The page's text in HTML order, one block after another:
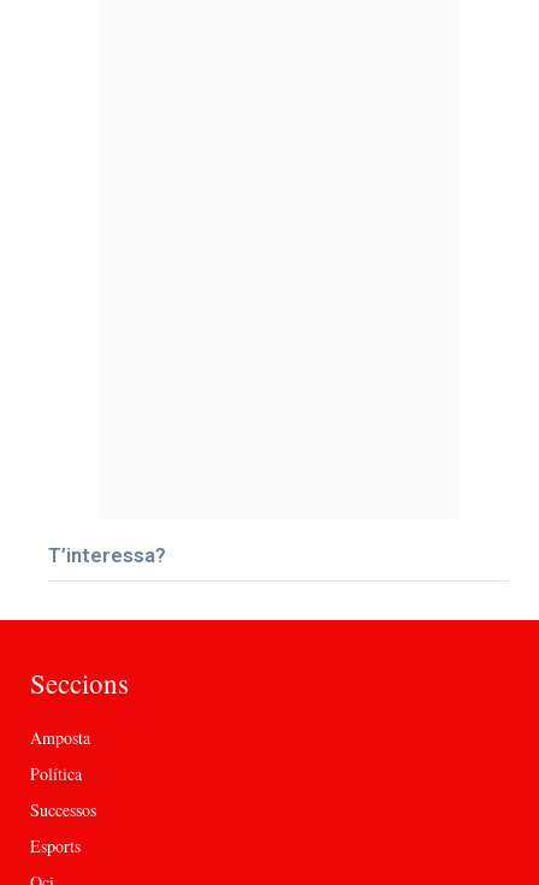
T’interessa?
Seccions
Amposta
Política
Successos
Esports